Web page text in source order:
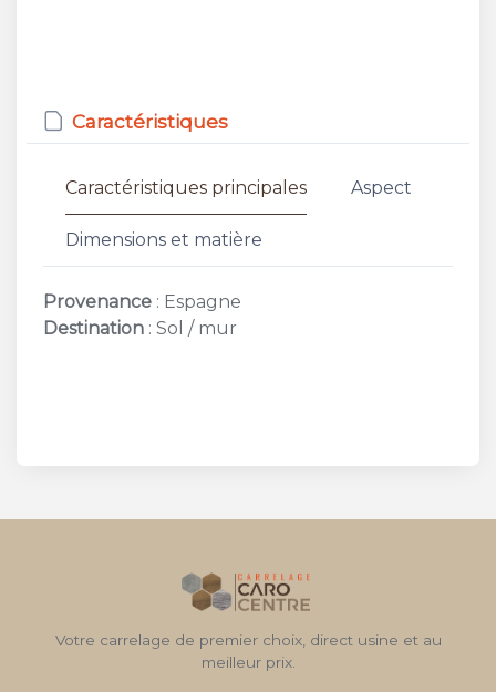
Caractéristiques
Caractéristiques principales Aspect
Dimensions et matière
Provenance : Espagne
Destination : Sol / mur
Votre carrelage de premier choix, direct usine et au
meilleur prix.